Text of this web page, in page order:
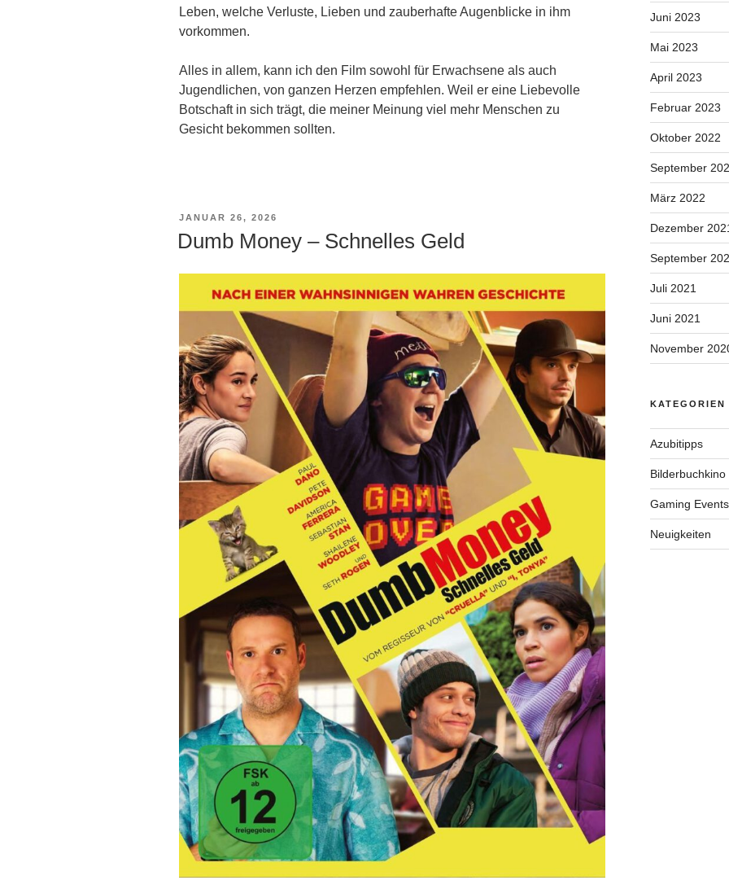
Leben, welche Verluste, Lieben und zauberhafte Augenblicke in ihm
vorkommen.
Alles in allem, kann ich den Film sowohl für Erwachsene als auch
Jugendlichen, von ganzen Herzen empfehlen. Weil er eine Liebevolle
Botschaft in sich trägt, die meiner Meinung viel mehr Menschen zu
Gesicht bekommen sollten.
VERÖFFENTLICHT
JANUAR 26, 2026
Dumb Money – Schnelles Geld
Juni 2023
Mai 2023
April 2023
Februar 2023
Oktober 2022
September
März 2022
Dezember
September
Juli 2021
Juni 2021
November
KATEGORIEN
Azubitipps
Bilderbuchkino
Gaming Events
Neuigkeiten